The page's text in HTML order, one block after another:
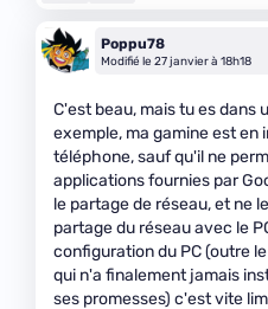
Poppu78
Modifié le 27 janvier à 18h18
C'est beau, mais tu es dans
exemple, ma gamine est en
téléphone, sauf qu'il ne
applications fournies par
le partage de réseau, et ne
partage du réseau avec le
configuration du PC (outre
qui n'a finalement jamais
ses promesses) c'est vite